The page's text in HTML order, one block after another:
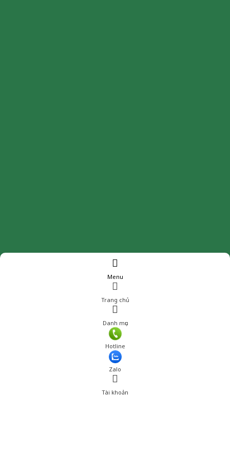
Menu
Trang chủ
Danh mục
Hotline
Zalo
Tài khoản